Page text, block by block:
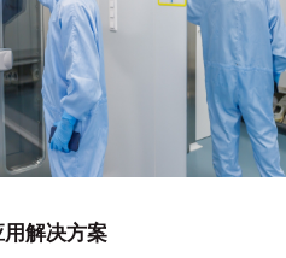
解决方案